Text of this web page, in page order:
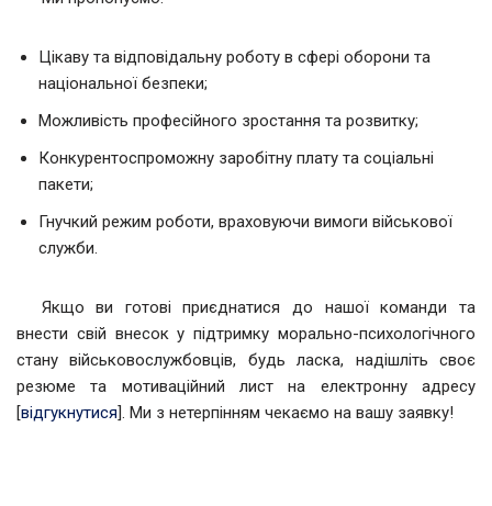
Цікаву та відповідальну роботу в сфері оборони та
національної безпеки;
Можливість професійного зростання та розвитку;
Конкурентоспроможну заробітну плату та соціальні
пакети;
Гнучкий режим роботи, враховуючи вимоги військової
служби.
Якщо ви готові приєднатися до нашої команди та
внести свій внесок у підтримку морально-психологічного
стану військовослужбовців, будь ласка, надішліть своє
резюме та мотиваційний лист на електронну адресу
[відгукнутися]. Ми з нетерпінням чекаємо на вашу заявку!